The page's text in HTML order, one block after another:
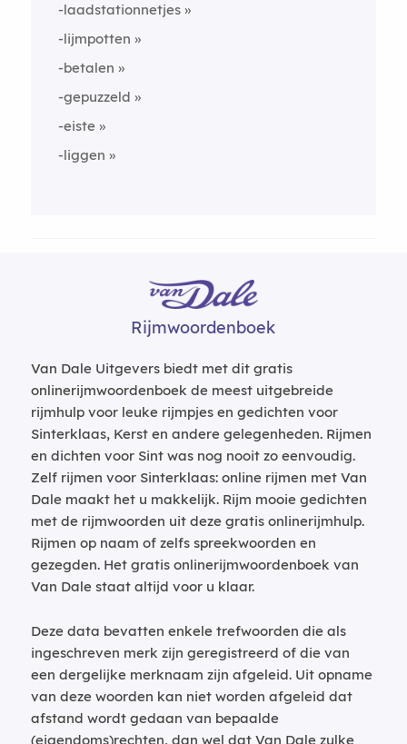
-laadstationnetjes
-lijmpotten
-betalen
-gepuzzeld
-eiste
-liggen
Rijmwoordenboek
Van Dale Uitgevers biedt met dit gratis
onlinerijmwoordenboek de meest uitgebreide
rijmhulp voor leuke rijmpjes en gedichten voor
Sinterklaas, Kerst en andere gelegenheden. Rijmen
en dichten voor Sint was nog nooit zo eenvoudig.
Zelf rijmen voor Sinterklaas: online rijmen met Van
Dale maakt het u makkelijk. Rijm mooie gedichten
met de rijmwoorden uit deze gratis onlinerijmhulp.
Rijmen op naam of zelfs spreekwoorden en
gezegden. Het gratis onlinerijmwoordenboek van
Van Dale staat altijd voor u klaar.
Deze data bevatten enkele trefwoorden die als
ingeschreven merk zijn geregistreerd of die van
een dergelijke merknaam zijn afgeleid. Uit opname
van deze woorden kan niet worden afgeleid dat
afstand wordt gedaan van bepaalde
(eigendoms)rechten, dan wel dat Van Dale zulke